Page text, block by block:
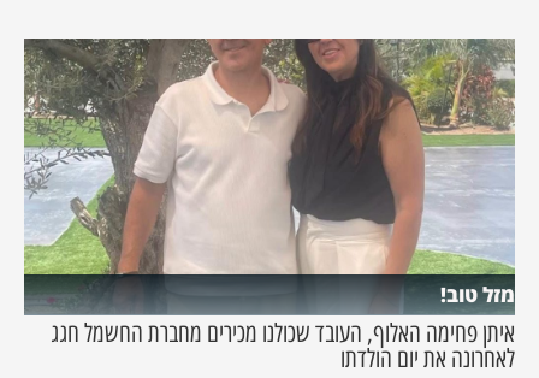
מזל טוב!
איתן פחימה האלוף, העובד שכולנו מכירים מחברת החשמל חגג
לאחרונה את יום הולדתו